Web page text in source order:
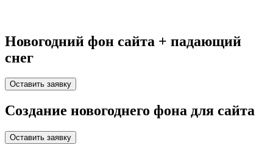
Новогодний фон сайта + падающий
снег
Оставить заявку
Создание новогоднего фона для сайта
Оставить заявку